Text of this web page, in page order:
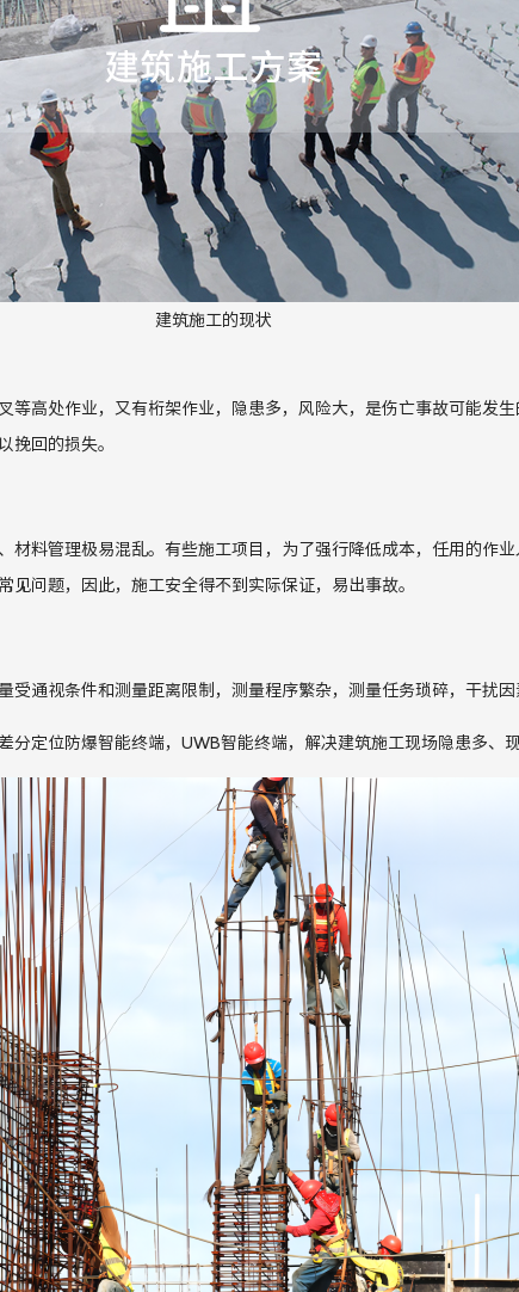
建筑施工的现状
等高处作业，又有桁架作业，隐患多，风险大，是伤亡事故可能发
挽回的损失。
材料管理极易混乱。有些施工项目，为了强行降低成本，任用的作业
见问题，因此，施工安全得不到实际保证，易出事故。
受通视条件和测量距离限制 ， 测量程序繁杂，测量任务琐碎，干扰
分定位防爆智能终端， UWB智能终端，解决建筑施工现场隐患多、